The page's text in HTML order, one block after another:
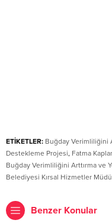
ETİKETLER: Buğday Verimliliğini
Destekleme Projesi, Fatma
Buğday Verimliliğini Arttırma ve
Belediyesi Kırsal Hizmetler
Benzer Konular